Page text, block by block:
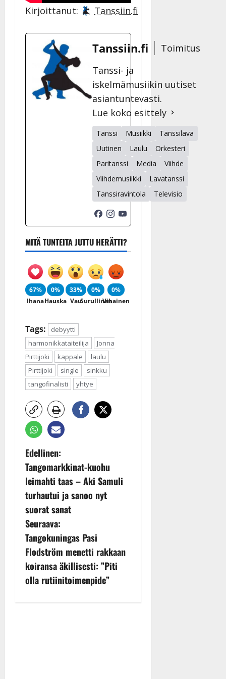
Kirjoittanut: Tanssiin.fi
Tanssiin.fi
Toimitus
Tanssi- ja
iskelmämusiikin uutiset
asiantuntevasti.
Lue koko esittely
Tanssi Musiikki
Tanssilava
Uutinen
Laulu
Orkesteri
Paritanssi
Media
Viihde
Viihdemusiikki
Lavatanssi
Tanssiravintola
Televisio
MITÄ TUNTEITA JUTTU HERÄTTI?
67%
Ihana
0%
Hauska
33%
Vau
0%
Surullinen
0%
Vihainen
Tags:
debyytti
harmonikkataiteilija
Jonna
Pirttijoki
kappale
laulu
Pirttijoki
single
sinkku
tangofinalisti
yhtye
P
o
s
t
n
a
v
Edellinen:
Tangomarkkinat-kuohu
leimahti taas – Aki Samuli
turhautui ja sanoo nyt
suorat sanat
Seuraava:
Tangokuningas Pasi
Flodström menetti rakkaan
koiransa äkillisesti: ”Piti
olla rutiinitoimenpide”